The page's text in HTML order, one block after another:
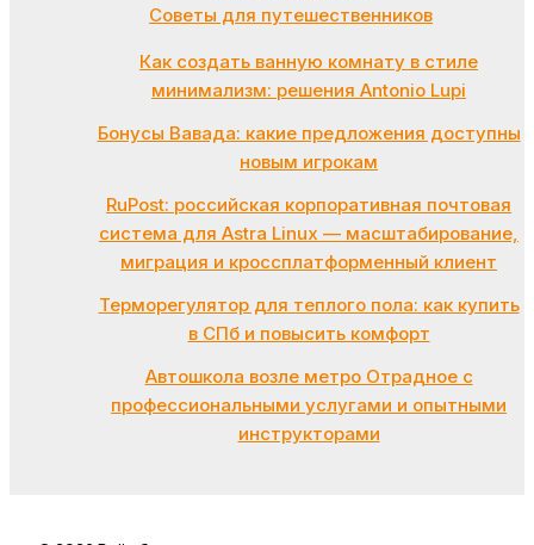
Советы для путешественников
Как создать ванную комнату в стиле
минимализм: решения Antonio Lupi
Бонусы Вавада: какие предложения доступны
новым игрокам
RuPost: российская корпоративная почтовая
система для Astra Linux — масштабирование,
миграция и кроссплатформенный клиент
Терморегулятор для теплого пола: как купить
в СПб и повысить комфорт
Автошкола возле метро Отрадное с
профессиональными услугами и опытными
инструкторами